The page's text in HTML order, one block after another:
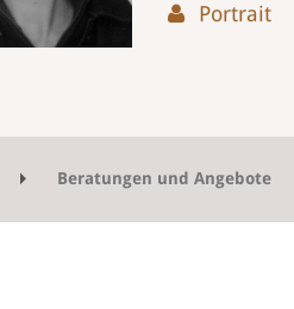
Portrait
Beratungen und Angebote